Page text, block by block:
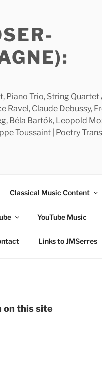
Piano Trio, String Quartet
Ravel, Claude Debussy,
Béla Bartók, Leopold
Toussaint | Poetry
Classical Music Content
YouTube Music
Links to JMSerres
on this site